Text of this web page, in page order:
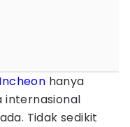
Incheon hanya
internasional
Tidak sedikit